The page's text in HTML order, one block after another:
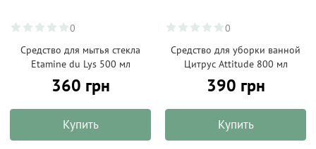
0
Средство для мытья стекла
Etamine du Lys 500 мл
360 грн
Купить
0
Средство для уборки ванной
Цитрус Attitude 800 мл
390 грн
Купить